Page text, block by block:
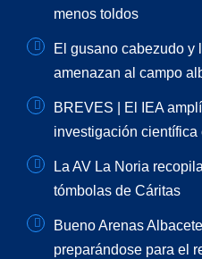
menos toldos
El gusano cabezudo y
amenazan al campo
BREVES | El IEA
investigación
La AV La Noria
tómbolas de Cáritas
Bueno Arenas
preparándose para el